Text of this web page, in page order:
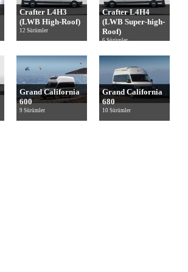
Crafter L4H3
(LWB High-Roof)
12 Sürümler
Crafter L4H4
(LWB Super-high-
Roof)
6 Sürümler
Grand California
600
9 Sürümler
Grand California
680
10 Sürümler